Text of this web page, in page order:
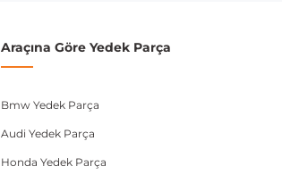
Araçına Göre Yedek Parça
Bmw Yedek Parça
Audi Yedek Parça
Honda Yedek Parça